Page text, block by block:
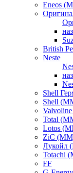
Eneos
British
Neste
Shell
Shell
Total
Lotos
ZiC
Лукойл
Totachi
FF